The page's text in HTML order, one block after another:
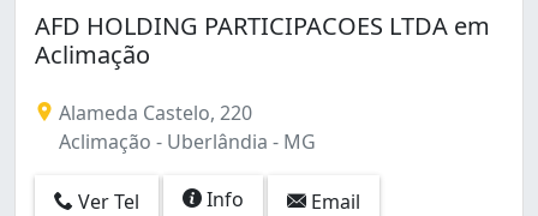
AFD HOLDING PARTICIPACOES LTDA em
Aclimação
Alameda Castelo, 220
Aclimação - Uberlândia - MG
Ver Tel Info Email